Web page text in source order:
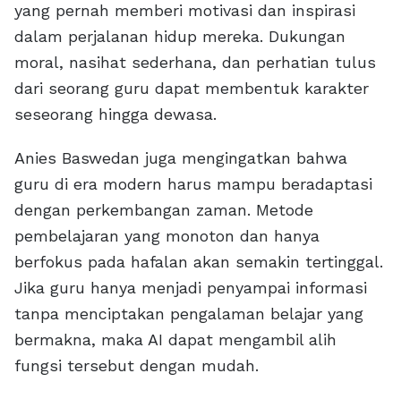
yang pernah memberi motivasi dan inspirasi
dalam perjalanan hidup mereka. Dukungan
moral, nasihat sederhana, dan perhatian tulus
dari seorang guru dapat membentuk karakter
seseorang hingga dewasa.
Anies Baswedan juga mengingatkan bahwa
guru di era modern harus mampu beradaptasi
dengan perkembangan zaman. Metode
pembelajaran yang monoton dan hanya
berfokus pada hafalan akan semakin tertinggal.
Jika guru hanya menjadi penyampai informasi
tanpa menciptakan pengalaman belajar yang
bermakna, maka AI dapat mengambil alih
fungsi tersebut dengan mudah.